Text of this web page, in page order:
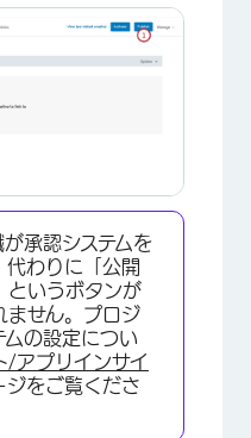
承認システムを
代わりに「公開
というボタンが
ません。プロジ
ムの設定につい
/アプリインサイ
ジをご覧くださ